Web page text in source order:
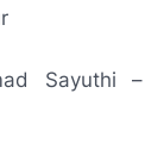
Sayuthi –